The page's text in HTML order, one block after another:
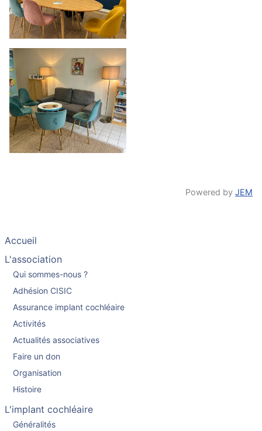
Powered by JEM
Accueil
L'association
Qui sommes-nous ?
Adhésion CISIC
Assurance implant cochléaire
Activités
Actualités associatives
Faire un don
Organisation
Histoire
L'implant cochléaire
Généralités